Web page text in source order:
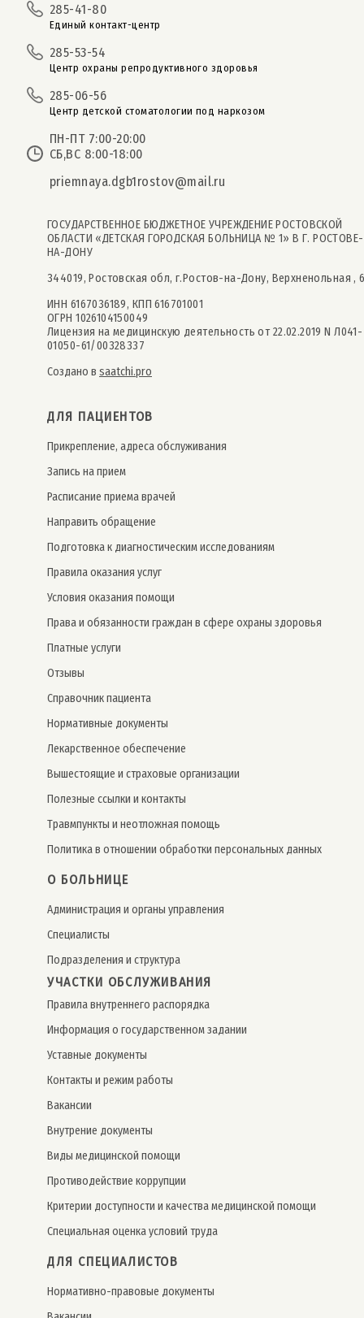
285-41-80
Единый контакт-центр
285-53-54
Центр охраны репродуктивного здоровья
285-06-56
Центр детской стоматологии под наркозом
ПН-ПТ 7:00-20:00
СБ,ВС 8:00-18:00
priemnaya.dgb1rostov@mail.ru
ГОСУДАРСТВЕННОЕ БЮДЖЕТНОЕ УЧРЕЖДЕНИЕ РОСТОВСКОЙ
ОБЛАСТИ «ДЕТСКАЯ ГОРОДСКАЯ БОЛЬНИЦА № 1» В Г. РОСТОВЕ-
НА-ДОНУ
344019, Ростовская обл, г.Ростов-на-Дону, Верхненольная ,
ИНН 6167036189, КПП 616701001
ОГРН 1026104150049
Лицензия на медицинскую деятельность от 22.02.2019 N Л041-
01050-61/00328337
Создано в saatchi.pro
ДЛЯ ПАЦИЕНТОВ
Прикрепление, адреса обслуживания
Запись на прием
Расписание приема врачей
Направить обращение
Подготовка к диагностическим исследованиям
Правила оказания услуг
Условия оказания помощи
Права и обязанности граждан в сфере охраны здоровья
Платные услуги
Отзывы
Справочник пациента
Нормативные документы
Лекарственное обеспечение
Вышестоящие и страховые организации
Полезные ссылки и контакты
Травмпункты и неотложная помощь
Политика в отношении обработки персональных данных
О БОЛЬНИЦЕ
Администрация и органы управления
Специалисты
Подразделения и структура
УЧАСТКИ ОБСЛУЖИВАНИЯ
Правила внутреннего распорядка
Информация о государственном задании
Уставные документы
Контакты и режим работы
Вакансии
Внутрение документы
Виды медицинской помощи
Противодействие коррупции
Критерии доступности и качества медицинской помощи
Специальная оценка условий труда
ДЛЯ СПЕЦИАЛИСТОВ
Нормативно-правовые документы